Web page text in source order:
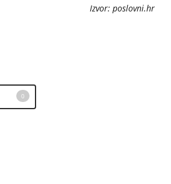
Izvor: poslovni.hr
0